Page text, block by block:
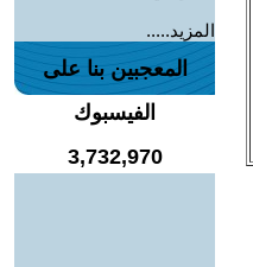
المزيد.....
المعجبين بنا على
الفيسبوك
3,732,970